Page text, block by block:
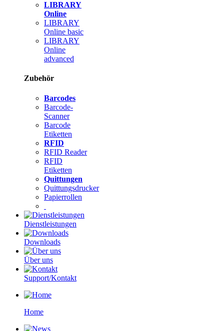
LIBRARY
Online
LIBRARY
Online basic
LIBRARY
Online
advanced
Zubehör
Barcodes
Barcode-
Scanner
Barcode
Etiketten
RFID
RFID Reader
RFID
Etiketten
Quittungen
Quittungsdrucker
Papierrollen
Dienstleistungen
Downloads
Über uns
Support/Kontakt
Home